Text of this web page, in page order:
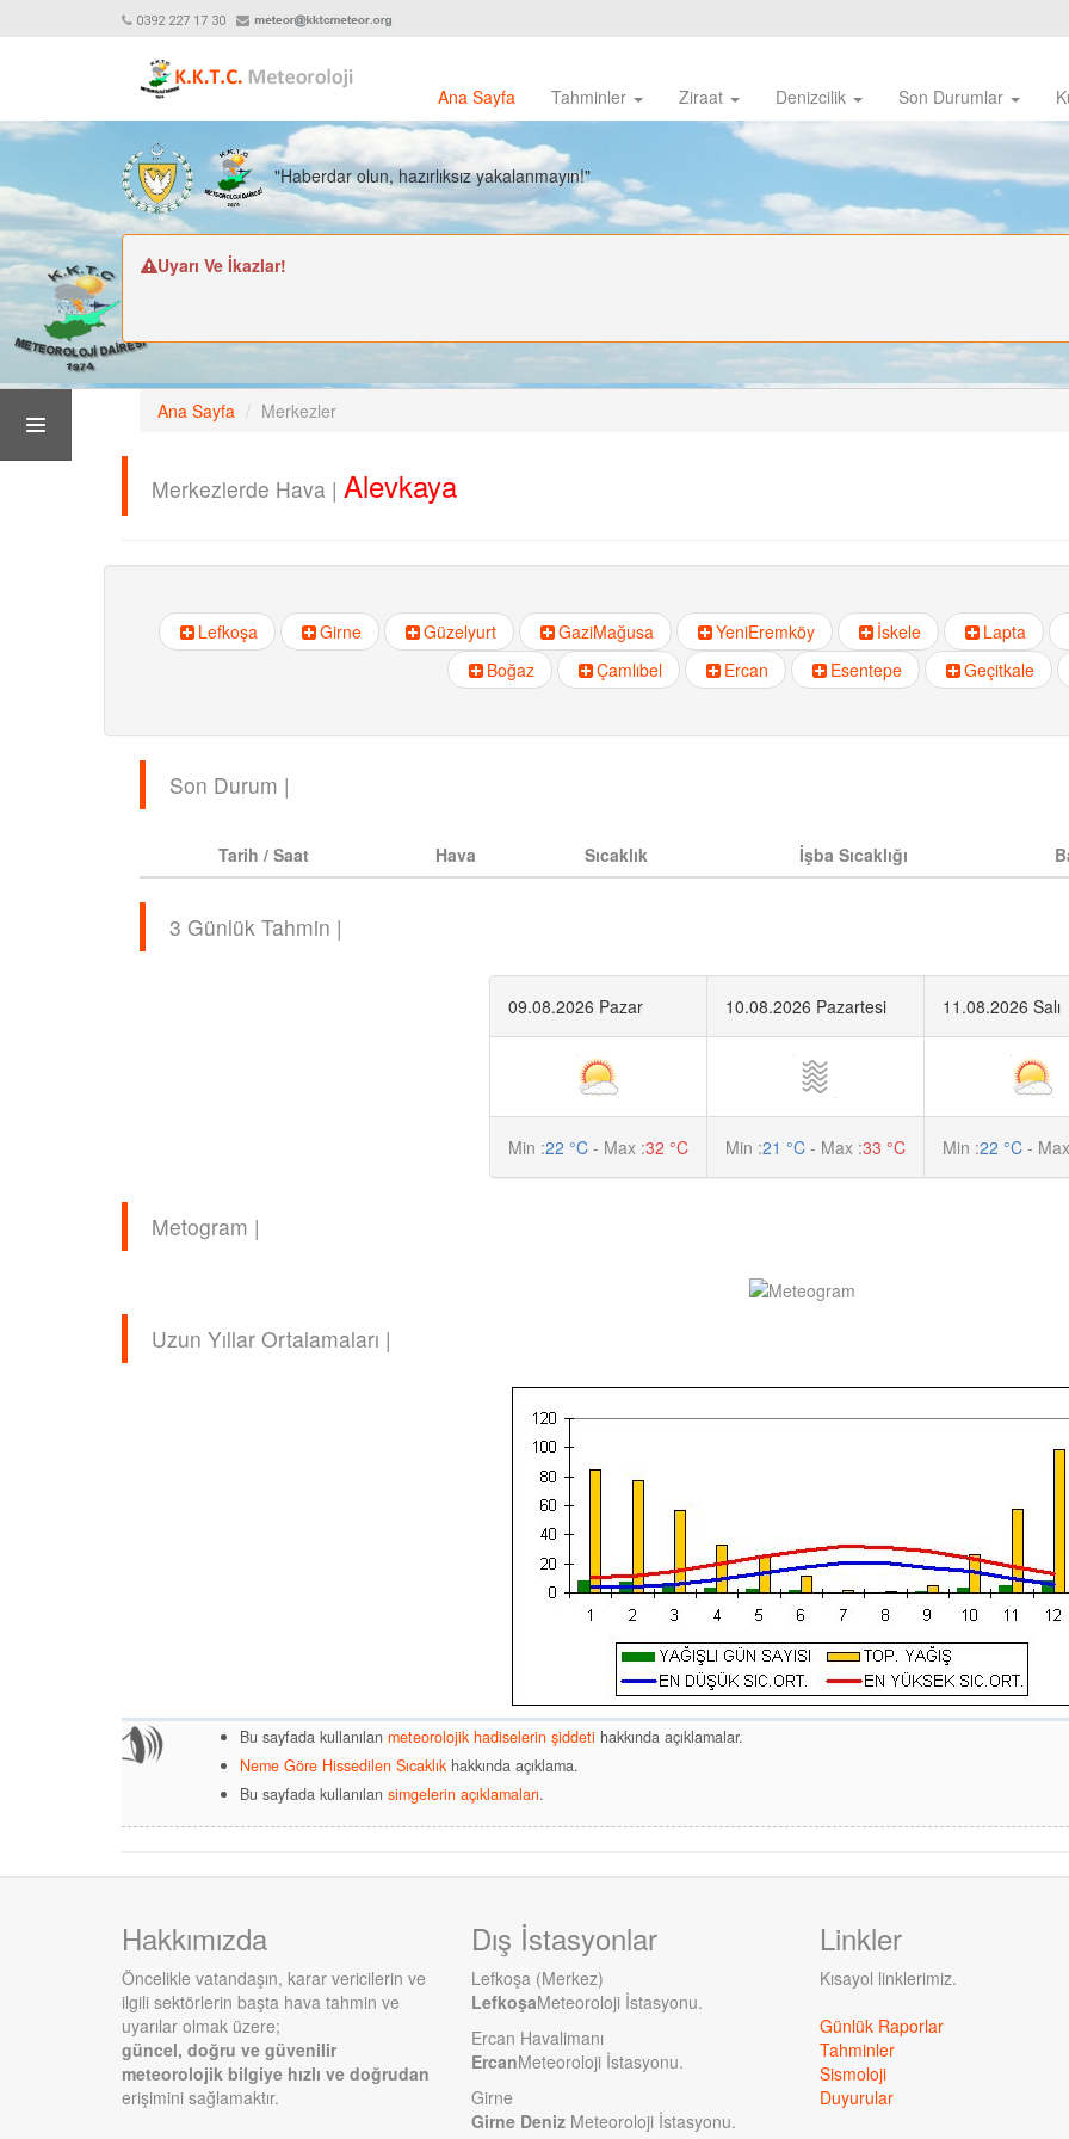
0392 227 17 30
Ana Sayfa Tahminler Ziraat Denizcilik Son Durumlar
"Haberdar olun, hazırlıksız yakalanmayın!"
Uyarı Ve İkazlar!
Ana Sayfa Merkezler
Merkezlerde Hava | Alevkaya
Lefkoşa Girne Güzelyurt GaziMağusa YeniEremköy İskele Lapta
Boğaz
Çamlıbel Ercan Esentepe Geçitkale
Son Durum |
Tarih / Saat Hava Sıcaklık İşba Sıcaklığı
3 Günlük Tahmin |
09.08.2026 Pazar 10.08.2026 Pazartesi 11.08.2026 Salı
Min :22 °C - Max :32 °C Min :21 °C - Max :33 °C Min :22 °C -
Metogram |
Uzun Yıllar Ortalamaları |
Bu sayfada kullanılan meteorolojik hadiselerin şiddeti hakkında açıklamalar.
Neme Göre Hissedilen Sıcaklık hakkında açıklama.
Bu sayfada kullanılan simgelerin açıklamaları.
Hakkımızda
Öncelikle vatandaşın, karar vericilerin ve
ilgili sektörlerin başta hava tahmin ve
uyarılar olmak üzere;
güncel, doğru ve güvenilir
meteorolojik bilgiye hızlı ve doğrudan
erişimini sağlamaktır.
Dış İstasyonlar
Lefkoşa (Merkez)
LefkoşaMeteoroloji İstasyonu.
Ercan Havalimanı
ErcanMeteoroloji İstasyonu.
Girne
Girne Deniz Meteoroloji İstasyonu.
Linkler
Kısayol linklerimiz.
Günlük Raporlar
Tahminler
Sismoloji
Duyurular